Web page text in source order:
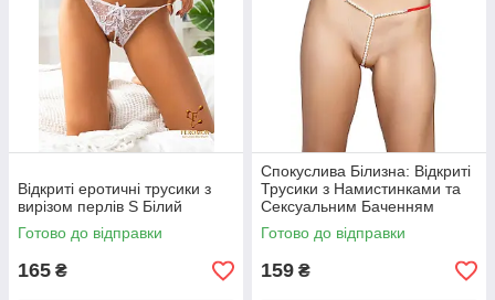
Відкриті еротичні трусики з
вирізом перлів S Білий
Готово до відправки
165 ₴
Спокуслива Білизна: Відкриті
Трусики з Намистинками та
Сексуальним Баченням
S/M/L Червоний
Готово до відправки
159 ₴